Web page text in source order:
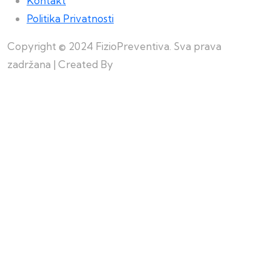
Politika Privatnosti
Copyright © 2024 FizioPreventiva. Sva prava
zadržana | Created By